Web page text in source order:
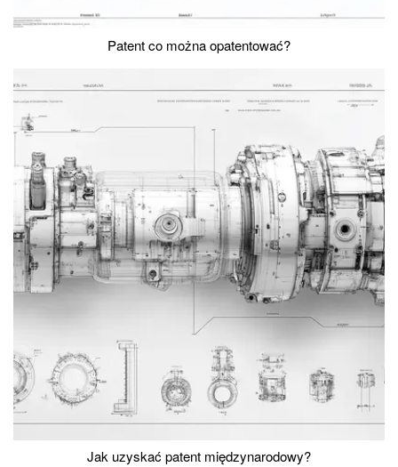
Patent co można opatentować?
Jak uzyskać patent międzynarodowy?